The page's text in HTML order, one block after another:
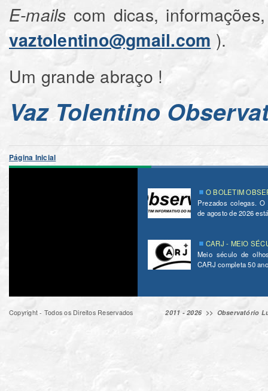
E-mails com dicas,
vaztolentino@gmail.com ).
Um grande abraço !
Vaz Tolentino
Página Inicial
O BOLETIM
Prezados colegas.
de agosto de 2026
CARJ - MEIO
Meio século de
CARJ completa 50
Copyright - Todos os Direitos Reservados 2011 - 2026 >> Observatório